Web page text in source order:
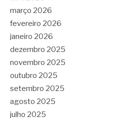
março 2026
fevereiro 2026
janeiro 2026
dezembro 2025
novembro 2025
outubro 2025
setembro 2025
agosto 2025
julho 2025